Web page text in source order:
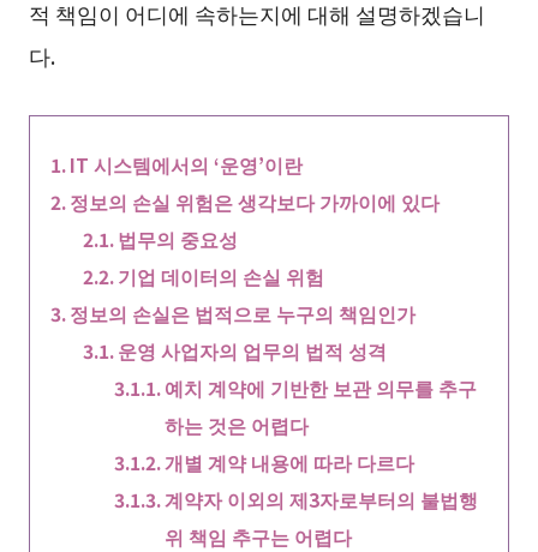
적 책임이 어디에 속하는지에 대해 설명하겠습니
다.
IT 시스템에서의 ‘운영’이란
정보의 손실 위험은 생각보다 가까이에 있다
법무의 중요성
기업 데이터의 손실 위험
정보의 손실은 법적으로 누구의 책임인가
운영 사업자의 업무의 법적 성격
예치 계약에 기반한 보관 의무를 추구
하는 것은 어렵다
개별 계약 내용에 따라 다르다
계약자 이외의 제3자로부터의 불법행
위 책임 추구는 어렵다